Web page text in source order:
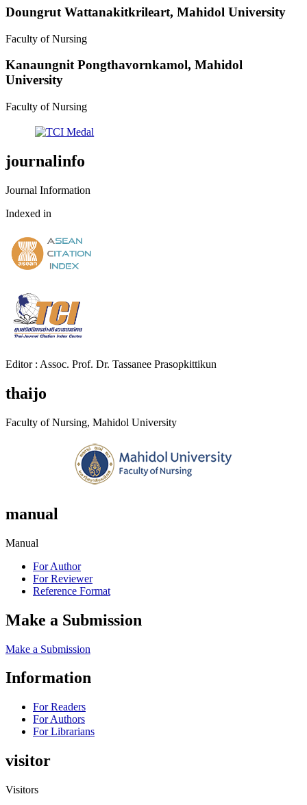
Doungrut Wattanakitkrileart, Mahidol University
Faculty of Nursing
Kanaungnit Pongthavornkamol, Mahidol
University
Faculty of Nursing
journalinfo
Journal Information
Indexed in
Editor : Assoc. Prof. Dr. Tassanee Prasopkittikun
thaijo
Faculty of Nursing, Mahidol University
manual
Manual
For Author
For Reviewer
Reference Format
Make a Submission
Make a Submission
Information
For Readers
For Authors
For Librarians
visitor
Visitors